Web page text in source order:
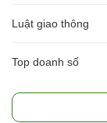
Luật giao thông
Top doanh số